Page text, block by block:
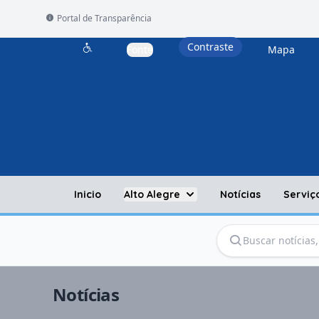
Portal de Transparência
Acessibilidade
Fonte Contraste Mapa
Inicio Alto Alegre Notícias
Notícias